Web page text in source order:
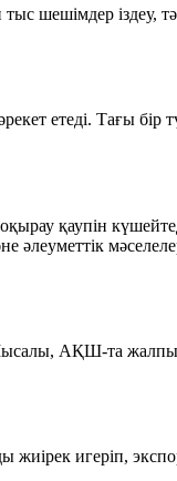
шешімдер іздеу,
етеді. Тағы
қаупін
әлеуметтік
АҚШ-та жалпы
игеріп,